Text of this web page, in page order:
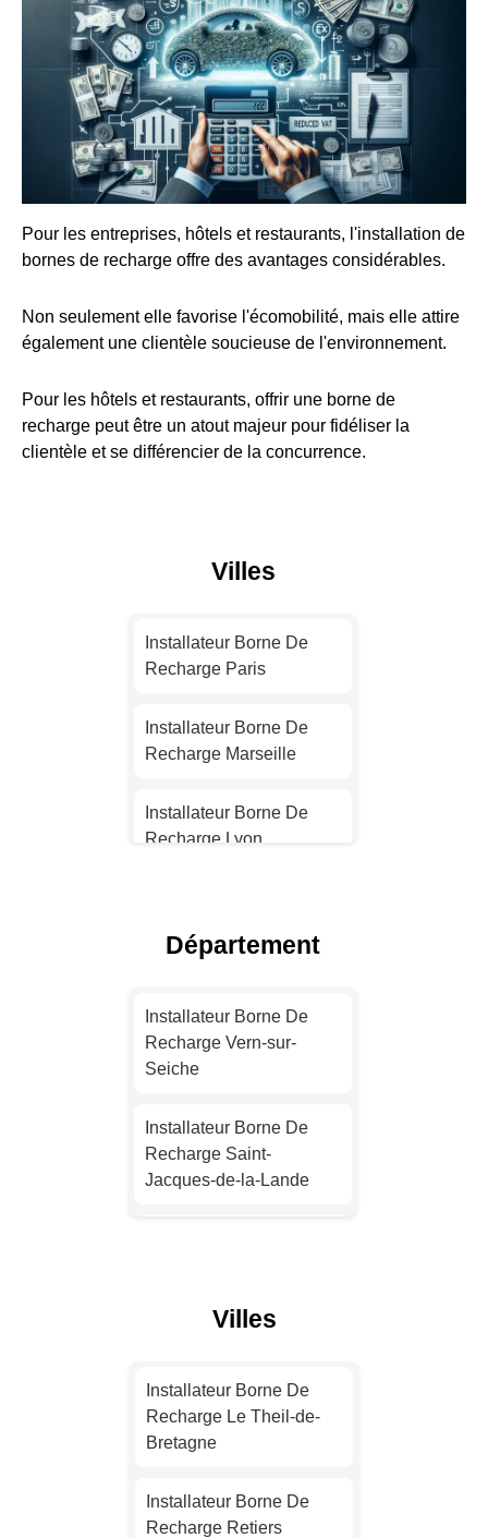
Pour les entreprises, hôtels et restaurants, l'installation de
bornes de recharge offre des avantages considérables.
Non seulement elle favorise l'écomobilité, mais elle attire
également une clientèle soucieuse de l'environnement.
Pour les hôtels et restaurants, offrir une borne de
recharge peut être un atout majeur pour fidéliser la
clientèle et se différencier de la concurrence.
Villes
Installateur Borne De
Recharge Paris
Installateur Borne De
Recharge Marseille
Installateur Borne De
Recharge Lyon
Recharge Nice
Installateur Borne De
Installateur Borne De
Recharge Strasbourg
Installateur Borne De
Installateur Borne De
Recharge Lille
Installateur Borne De
Recharge Rennes
Département
Installateur Borne De
Recharge Vern-sur-
Seiche
Installateur Borne De
Recharge Saint-
Jacques-de-la-Lande
Installateur Borne De
Installateur Borne De
Villes
Installateur Borne De
Recharge Le Theil-de-
Bretagne
Installateur Borne De
Recharge Retiers